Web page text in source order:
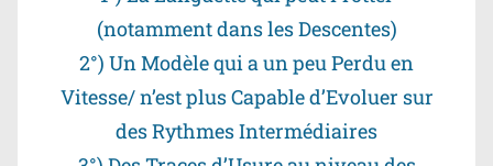
(notamment dans les Descentes)
2°) Un Modèle qui a un peu Perdu en
Vitesse/ n’est plus Capable d’Evoluer sur
des Rythmes Intermédiaires